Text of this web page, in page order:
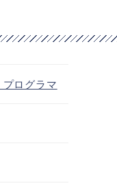
ログラマ